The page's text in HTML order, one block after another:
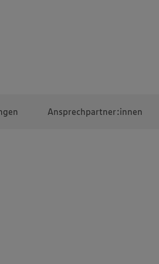
Ansprechpartner:innen